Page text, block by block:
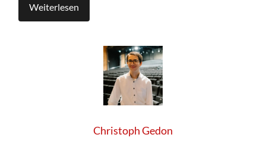
Weiterlesen
Christoph Gedon